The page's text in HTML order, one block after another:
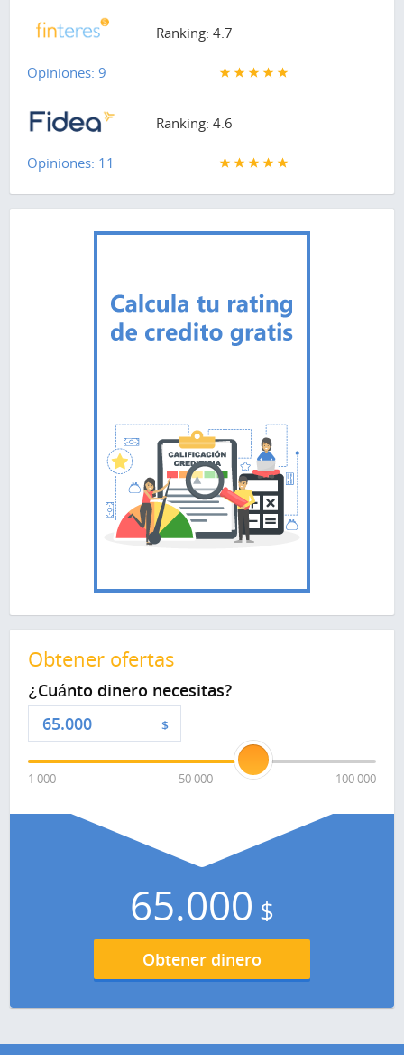
Ranking: 4.7
Opiniones: 9
Ranking: 4.6
Opiniones: 11
Obtener ofertas
¿Cuánto dinero necesitas?
$
1 000 50 000 100 000
65.000 $
Obtener dinero